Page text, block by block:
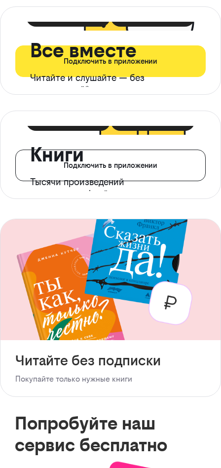
Все вместе
Читайте и слушайте — без
ограничений*
Подключить в приложении
Книги
Тысячи произведений
с доступом офлайн
Подключить в приложении
Читайте без подписки
Покупайте только нужные книги
Попробуйте наш
сервис бесплатно